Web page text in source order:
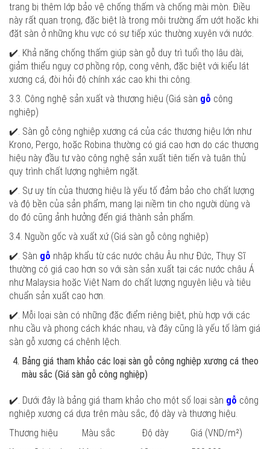
trang bị thêm lớp bảo vệ chống thấm và chống mài mòn. Điều
này rất quan trọng, đặc biệt là trong môi trường ẩm ướt hoặc khi
đặt sàn ở những khu vực có sự tiếp xúc thường xuyên với nước.
✔️. Khả năng chống thấm giúp sàn gỗ duy trì tuổi thọ lâu dài,
giảm thiểu nguy cơ phồng rộp, cong vênh, đặc biệt với kiểu lát
xương cá, đòi hỏi độ chính xác cao khi thi công.
3.3. Công nghệ sản xuất và thương hiệu (Giá sàn gỗ công
nghiệp)
✔️. Sàn gỗ công nghiệp xương cá của các thương hiệu lớn như
Krono, Pergo, hoặc Robina thường có giá cao hơn do các thương
hiệu này đầu tư vào công nghệ sản xuất tiên tiến và tuân thủ
quy trình chất lượng nghiêm ngặt.
✔️. Sự uy tín của thương hiệu là yếu tố đảm bảo cho chất lượng
và độ bền của sản phẩm, mang lại niềm tin cho người dùng và
do đó cũng ảnh hưởng đến giá thành sản phẩm.
3.4. Nguồn gốc và xuất xứ (Giá sàn gỗ công nghiệp)
✔️. Sàn gỗ nhập khẩu từ các nước châu Âu như Đức, Thụy Sĩ
thường có giá cao hơn so với sàn sản xuất tại các nước châu Á
như Malaysia hoặc Việt Nam do chất lượng nguyên liệu và tiêu
chuẩn sản xuất cao hơn.
✔️. Mỗi loại sàn có những đặc điểm riêng biệt, phù hợp với các
nhu cầu và phong cách khác nhau, và đây cũng là yếu tố làm giá
sàn gỗ xương cá chênh lệch.
Bảng giá tham khảo các loại sàn gỗ công nghiệp xương cá theo
màu sắc (Giá sàn gỗ công nghiệp)
✔️. Dưới đây là bảng giá tham khảo cho một số loại sàn gỗ công
nghiệp xương cá dựa trên màu sắc, độ dày và thương hiệu.
Thương hiệu Màu sắc Độ dày Giá (VND/m²)